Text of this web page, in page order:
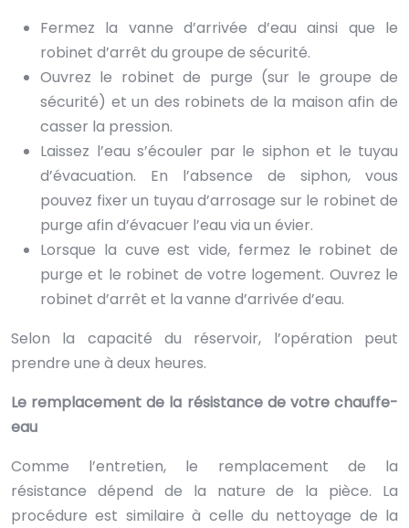
Fermez la vanne d’arrivée d’eau ainsi que le
robinet d’arrêt du groupe de sécurité.
Ouvrez le robinet de purge (sur le groupe de
sécurité) et un des robinets de la maison afin de
casser la pression.
Laissez l’eau s’écouler par le siphon et le tuyau
d’évacuation. En l’absence de siphon, vous
pouvez fixer un tuyau d’arrosage sur le robinet de
purge afin d’évacuer l’eau via un évier.
Lorsque la cuve est vide, fermez le robinet de
purge et le robinet de votre logement. Ouvrez le
robinet d’arrêt et la vanne d’arrivée d’eau.
Selon la capacité du réservoir, l’opération peut
prendre une à deux heures.
Le remplacement de la résistance de votre chauffe-
eau
Comme l’entretien, le remplacement de la
résistance dépend de la nature de la pièce. La
procédure est similaire à celle du nettoyage de la